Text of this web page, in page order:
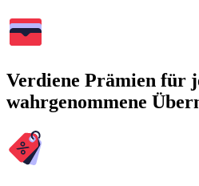
Verdiene Prämien für
wahrgenommene